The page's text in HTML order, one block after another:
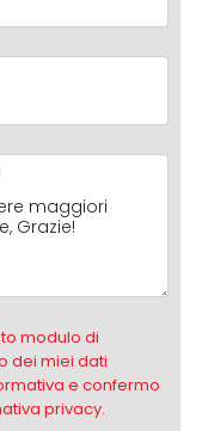
modulo di
dei miei dati
e confermo
privacy.